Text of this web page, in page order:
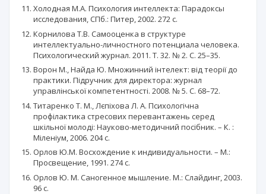
Холодная М.А. Психология интеллекта: Парадоксы
исследования, СПб.: Питер, 2002. 272 с.
Корнилова Т.В. Самооценка в структуре
интеллектуально-личностного потенциала человека.
Психологический журнал. 2011. Т. 32. № 2. С. 25–35.
Ворон М., Найда Ю. Множинний інтелект: від теорії до
практики. Підручник для директора: журнал
управлінської компетентності. 2008. № 5. С. 68–72.
Титаренко Т. М., Лєпіхова Л. А. Психологічна
профілактика стресових перевантажень серед
шкільної молоді: Науково-методичний посібник. – К. :
Міленіум, 2006. 204 с.
Орлов Ю.М. Восхождение к индивидуальности. – М.:
Просвещение, 1991. 274 с.
Орлов Ю. М. Саногенное мышление. М.: Слайдинг, 2003.
96 с.